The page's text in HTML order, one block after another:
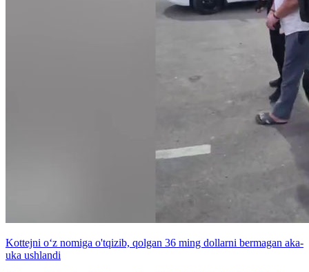
Kottejni o‘z nomiga o'tqizib, qolgan 36 ming dollarni bermagan aka-
uka ushlandi